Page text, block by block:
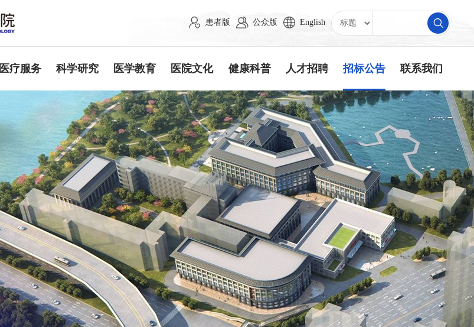
患者版 公众版 English
医疗服务 科学研究 医学教育 医院文化 健康科普 人才招聘 招标公告 联系我们